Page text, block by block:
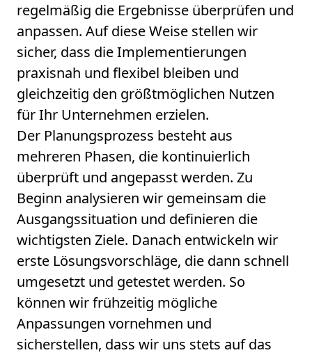
regelmäßig die Ergebnisse überprüfen und
anpassen. Auf diese Weise stellen wir
sicher, dass die Implementierungen
praxisnah und flexibel bleiben und
gleichzeitig den größtmöglichen Nutzen
für Ihr Unternehmen erzielen.
Der Planungsprozess besteht aus
mehreren Phasen, die kontinuierlich
überprüft und angepasst werden. Zu
Beginn analysieren wir gemeinsam die
Ausgangssituation und definieren die
wichtigsten Ziele. Danach entwickeln wir
erste Lösungsvorschläge, die dann schnell
umgesetzt und getestet werden. So
können wir frühzeitig mögliche
Anpassungen vornehmen und
sicherstellen, dass wir uns stets auf das